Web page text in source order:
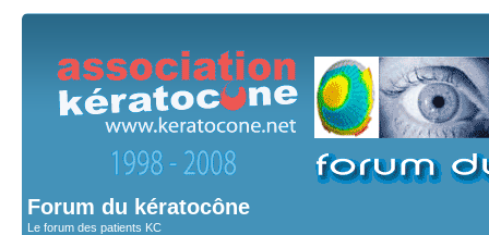
Forum du kératocône
Le forum des patients KC